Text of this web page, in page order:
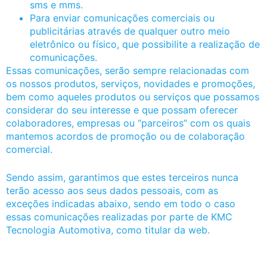
sms e mms.
Para enviar comunicações comerciais ou
publicitárias através de qualquer outro meio
eletrônico ou físico, que possibilite a realização de
comunicações.
Essas comunicações, serão sempre relacionadas com
os nossos produtos, serviços, novidades e promoções,
bem como aqueles produtos ou serviços que possamos
considerar do seu interesse e que possam oferecer
colaboradores, empresas ou “parceiros” com os quais
mantemos acordos de promoção ou de colaboração
comercial.
Sendo assim, garantimos que estes terceiros nunca
terão acesso aos seus dados pessoais, com as
exceções indicadas abaixo, sendo em todo o caso
essas comunicações realizadas por parte de KMC
Tecnologia Automotiva, como titular da web.